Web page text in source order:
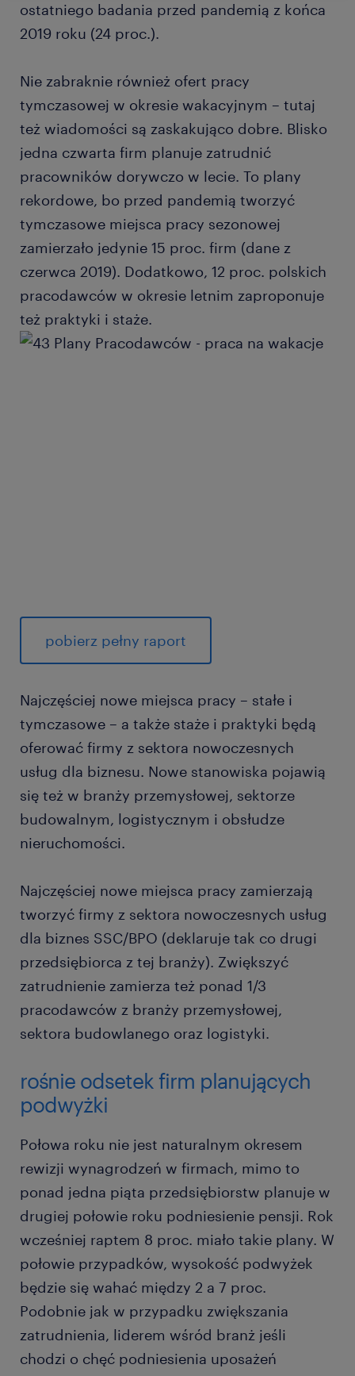
ostatniego badania przed pandemią z końca
2019 roku (24 proc.).
Nie zabraknie również ofert pracy
tymczasowej w okresie wakacyjnym – tutaj
też wiadomości są zaskakująco dobre. Blisko
jedna czwarta firm planuje zatrudnić
pracowników dorywczo w lecie. To plany
rekordowe, bo przed pandemią tworzyć
tymczasowe miejsca pracy sezonowej
zamierzało jedynie 15 proc. firm (dane z
czerwca 2019). Dodatkowo, 12 proc. polskich
pracodawców w okresie letnim zaproponuje
też praktyki i staże.
pobierz pełny raport
Najczęściej nowe miejsca pracy – stałe i
tymczasowe – a także staże i praktyki będą
oferować firmy z sektora nowoczesnych
usług dla biznesu. Nowe stanowiska pojawią
się też w branży przemysłowej, sektorze
budowalnym, logistycznym i obsłudze
nieruchomości.
Najczęściej nowe miejsca pracy zamierzają
tworzyć firmy z sektora nowoczesnych usług
dla biznes SSC/BPO (deklaruje tak co drugi
przedsiębiorca z tej branży). Zwiększyć
zatrudnienie zamierza też ponad 1/3
pracodawców z branży przemysłowej,
sektora budowlanego oraz logistyki.
rośnie odsetek firm planujących
podwyżki
Połowa roku nie jest naturalnym okresem
rewizji wynagrodzeń w firmach, mimo to
ponad jedna piąta przedsiębiorstw planuje w
drugiej połowie roku podniesienie pensji. Rok
wcześniej raptem 8 proc. miało takie plany. W
połowie przypadków, wysokość podwyżek
będzie się wahać między 2 a 7 proc.
Podobnie jak w przypadku zwiększania
zatrudnienia, liderem wśród branż jeśli
chodzi o chęć podniesienia uposażeń